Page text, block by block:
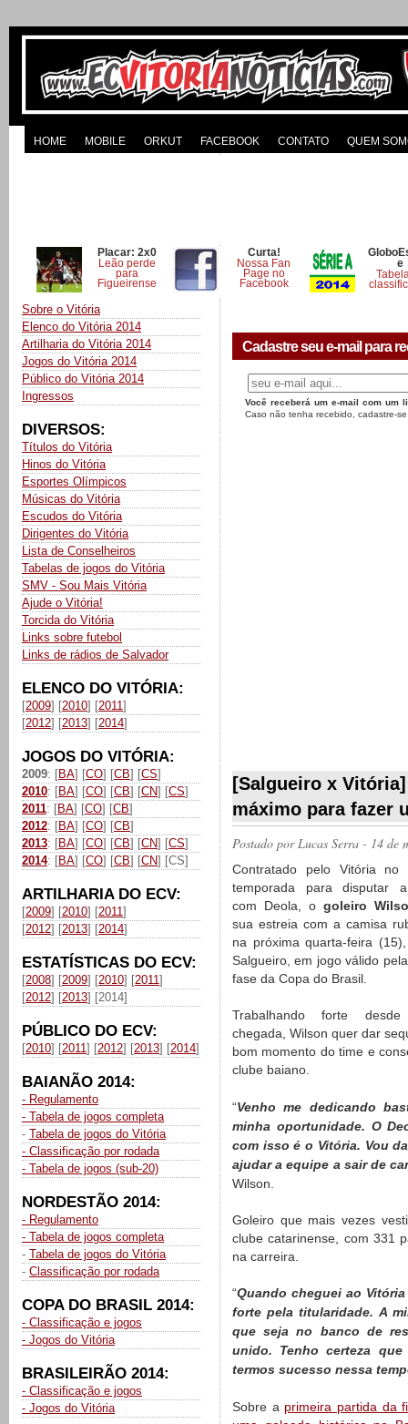
HOME MOBILE ORKUT FACEBOOK CONTATO QUEM
Placar: 2x0
Leão perde
para
Figueirense
Curta!
Nossa Fan
Page no
Facebook
e
Sobre o Vitória
Elenco do Vitória 2014
Artilharia do Vitória 2014
Jogos do Vitória 2014
Público do Vitória 2014
Ingressos
DIVERSOS:
Títulos do Vitória
Hinos do Vitória
Esportes Olímpicos
Músicas do Vitória
Escudos do Vitória
Dirigentes do Vitória
Lista de Conselheiros
Tabelas de jogos do Vitória
SMV - Sou Mais Vitória
Ajude o Vitória!
Torcida do Vitória
Links sobre futebol
Links de rádios de Salvador
ELENCO DO VITÓRIA:
[2009] [2010] [2011]
[2012] [2013] [2014]
JOGOS DO VITÓRIA:
2009: [BA] [CO] [CB] [CS]
2010: [BA] [CO] [CB] [CN] [CS]
2011: [BA] [CO] [CB]
2012: [BA] [CO] [CB]
2013: [BA] [CO] [CB] [CN] [CS]
2014: [BA] [CO] [CB] [CN] [CS]
ARTILHARIA DO ECV:
[2009] [2010] [2011]
[2012] [2013] [2014]
ESTATÍSTICAS DO ECV:
[2008] [2009] [2010] [2011]
[2012] [2013] [2014]
PÚBLICO DO ECV:
[2010] [2011] [2012] [2013] [2014]
BAIANÃO 2014:
- Regulamento
- Tabela de jogos completa
- Tabela de jogos do Vitória
- Classificação por rodada
- Tabela de jogos (sub-20)
NORDESTÃO 2014:
- Regulamento
- Tabela de jogos completa
- Tabela de jogos do Vitória
- Classificação por rodada
COPA DO BRASIL 2014:
- Classificação e jogos
- Jogos do Vitória
BRASILEIRÃO 2014:
- Classificação e jogos
- Jogos do Vitória
Cadastre seu e-mail para
Você receberá um e-mail com um
Caso não tenha recebido, cadastre-
[Salgueiro x
máximo para fazer
Postado porLucas Serra - 14 de
Contratado pelo Vitória no
temporada para disputar
com Deola, o goleiro
sua estreia com a camisa
na próxima quarta-feira
Salgueiro, em jogo válido
fase da Copa do Brasil.
Trabalhando forte
chegada, Wilson quer dar
bom momento do time e
clube baiano.
“Venho me dedicando
minha oportunidade. O
com isso é o Vitória. Vou
ajudar a equipe a sair de
Wilson.
Goleiro que mais vezes
clube catarinense, com 331
na carreira.
“Quando cheguei ao
forte pela titularidade. A
que seja no banco de
unido. Tenho certeza
termos sucesso nessa
Sobre a primeira partida da